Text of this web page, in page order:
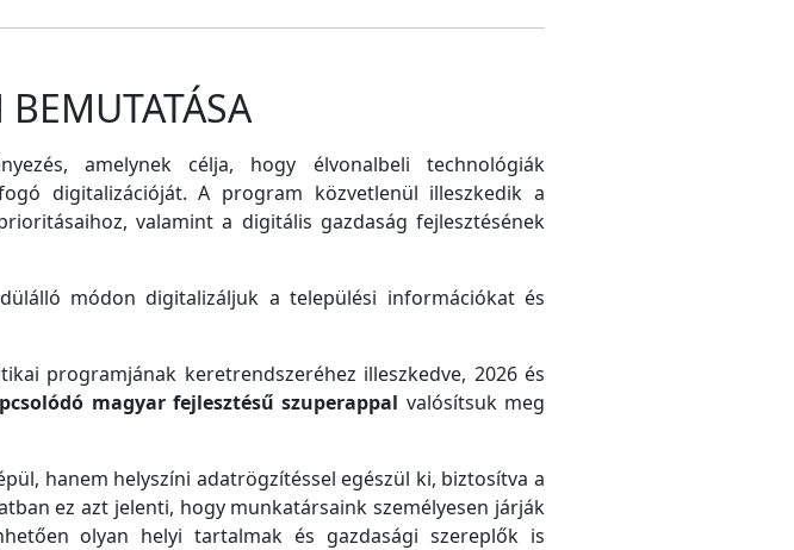
amelynek célja, hogy élvonalbeli technológiák
digitalizációját. A program közvetlenül illeszkedik a
valamint a digitális gazdaság fejlesztésének
módon digitalizáljuk a települési információkat és
programjának keretrendszeréhez illeszkedve, 2026 és
magyar fejlesztésű szuperappal valósítsuk meg
hanem helyszíni adatrögzítéssel egészül ki, biztosítva a
ez azt jelenti, hogy munkatársaink személyesen járják
olyan helyi tartalmak és gazdasági szereplők is